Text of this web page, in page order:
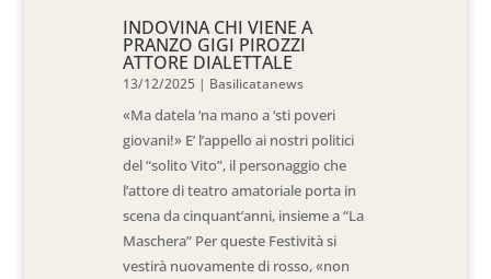
INDOVINA CHI VIENE A
PRANZO GIGI PIROZZI
ATTORE DIALETTALE
13/12/2025 | Basilicatanews
«Ma datela ‘na mano a ‘sti poveri
giovani!» E’ l’appello ai nostri politici
del “solito Vito”, il personaggio che
l’attore di teatro amatoriale porta in
scena da cinquant’anni, insieme a “La
Maschera” Per queste Festività si
vestirà nuovamente di rosso, «non